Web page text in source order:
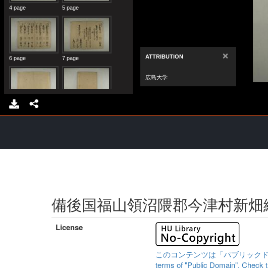
備後国福山領沼隈郡今津村新畑
License
このコンテンツは「パブリック
terms of "Public Domain". Check